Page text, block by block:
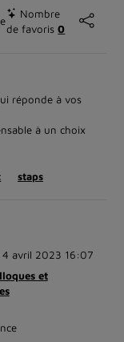
Nombre
de favoris0
réponde à vos
à un choix
staps
4 avril 2023 16:07
et